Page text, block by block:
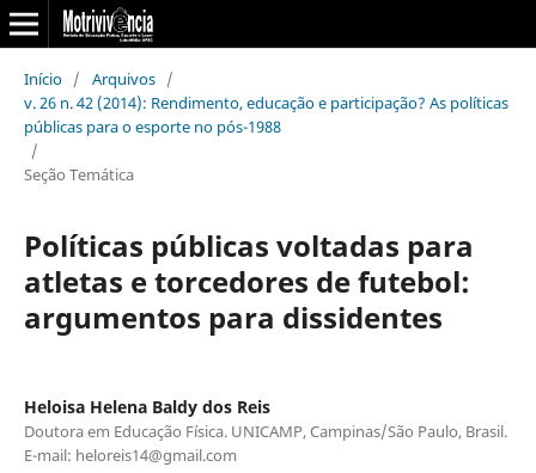
Início / Arquivos /
v. 26 n. 42 (2014): Rendimento, educação e participação? As políticas
públicas para o esporte no pós-1988
/
Seção Temática
Políticas públicas voltadas para
atletas e torcedores de futebol:
argumentos para dissidentes
Heloisa Helena Baldy dos Reis
Doutora em Educação Física. UNICAMP, Campinas/São Paulo, Brasil.
E-mail: heloreis14@gmail.com